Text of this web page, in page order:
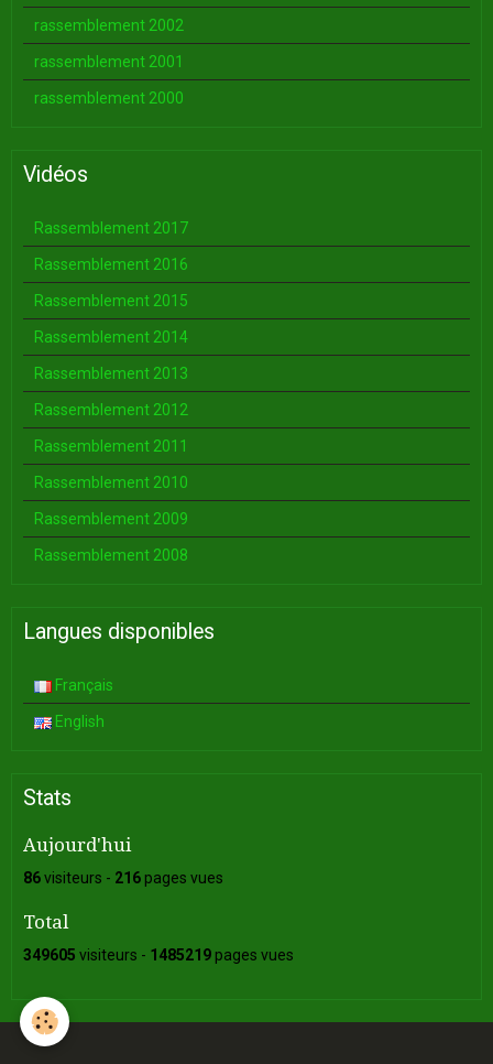
rassemblement 2002
rassemblement 2001
rassemblement 2000
Vidéos
Rassemblement 2017
Rassemblement 2016
Rassemblement 2015
Rassemblement 2014
Rassemblement 2013
Rassemblement 2012
Rassemblement 2011
Rassemblement 2010
Rassemblement 2009
Rassemblement 2008
Langues disponibles
Français
English
Stats
Aujourd'hui
86visiteurs - 216pages vues
Total
349605 visiteurs - 1485219pages vues